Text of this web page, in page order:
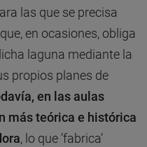
las que se precisa
en ocasiones, obliga
laguna mediante la
propios planes de
en las aulas
más teórica e histórica
, lo que ’fabrica’